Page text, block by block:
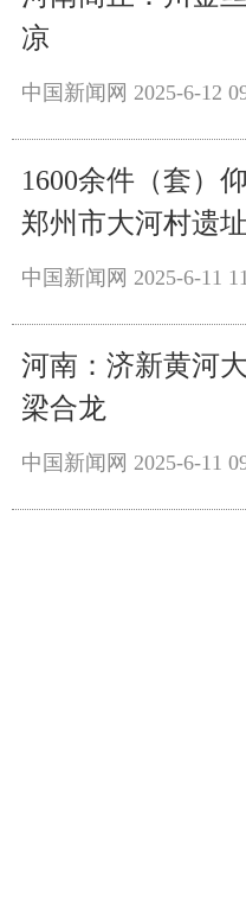
凉
中国新闻网 2025-6-12
1600余件（套）
郑州市大河村遗
中国新闻网 2025-6-11
河南：济新黄河
梁合龙
中国新闻网 2025-6-11